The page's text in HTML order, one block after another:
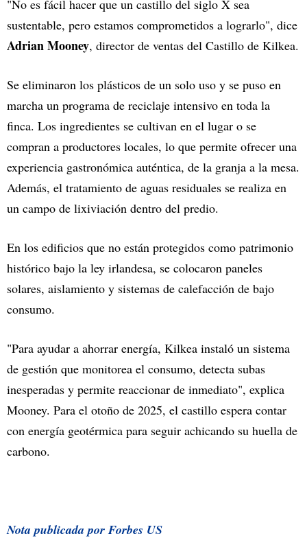
"No es fácil hacer que un castillo del siglo X sea
sustentable, pero estamos comprometidos a lograrlo", dice
Adrian Mooney, director de ventas del Castillo de Kilkea.
Se eliminaron los plásticos de un solo uso y se puso en
marcha un programa de reciclaje intensivo en toda la
finca. Los ingredientes se cultivan en el lugar o se
compran a productores locales, lo que permite ofrecer una
experiencia gastronómica auténtica, de la granja a la mesa.
Además, el tratamiento de aguas residuales se realiza en
un campo de lixiviación dentro del predio.
En los edificios que no están protegidos como patrimonio
histórico bajo la ley irlandesa, se colocaron paneles
solares, aislamiento y sistemas de calefacción de bajo
consumo.
"Para ayudar a ahorrar energía, Kilkea instaló un sistema
de gestión que monitorea el consumo, detecta subas
inesperadas y permite reaccionar de inmediato", explica
Mooney. Para el otoño de 2025, el castillo espera contar
con energía geotérmica para seguir achicando su huella de
carbono.
Nota publicada por Forbes US